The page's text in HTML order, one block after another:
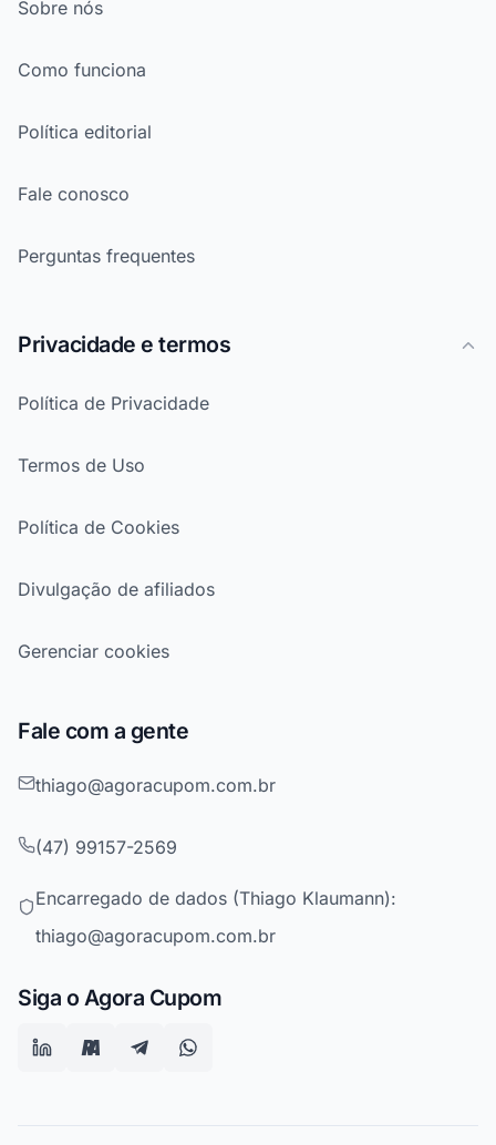
Sobre nós
Como funciona
Política editorial
Fale conosco
Perguntas frequentes
Privacidade e termos
Política de Privacidade
Termos de Uso
Política de Cookies
Divulgação de afiliados
Gerenciar cookies
Fale com a gente
thiago@agoracupom.com.br
(47) 99157-2569
Encarregado de dados (Thiago Klaumann):
thiago@agoracupom.com.br
Siga o Agora Cupom